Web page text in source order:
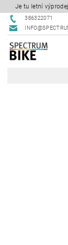
Je tu letní výprodej
386322071